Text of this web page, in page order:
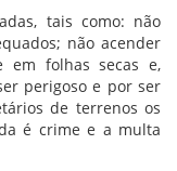
tais como: não
não acender
em folhas secas e,
perigoso e por ser
de terrenos os
é crime e a multa